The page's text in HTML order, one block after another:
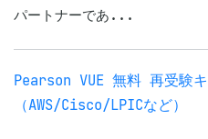
パートナーであ...
Pearson VUE 無料 再受験
（AWS/Cisco/LPICなど）